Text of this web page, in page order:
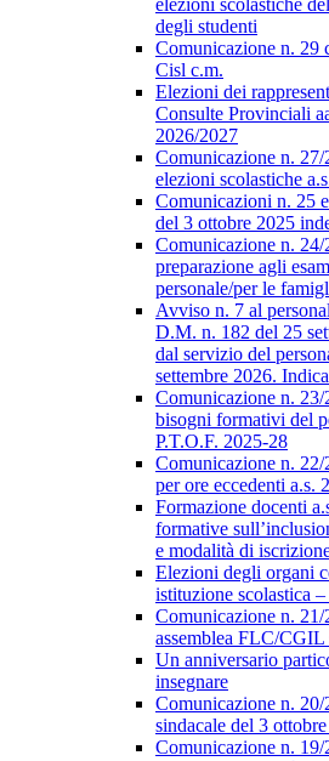
elezioni scolastiche
degli studenti
Comunicazione n. 29
Cisl c.m.
Elezioni dei
Consulte Provinciali
2026/2027
Comunicazione n.
elezioni scolastiche
Comunicazioni n. 25
del 3 ottobre 2025
Comunicazione n.
preparazione agli
personale/per le
Avviso n. 7 al
D.M. n. 182 del 25
dal servizio del
settembre 2026.
Comunicazione n.
bisogni formativi del
P.T.O.F. 2025-28
Comunicazione n.
per ore eccedenti a.s.
Formazione docenti
formative
e modalità di
Elezioni degli organi
istituzione scolastica
Comunicazione n.
assemblea FLC/CGIL
Un anniversario
insegnare
Comunicazione n. 20/
sindacale del 3
Comunicazione n. 19/